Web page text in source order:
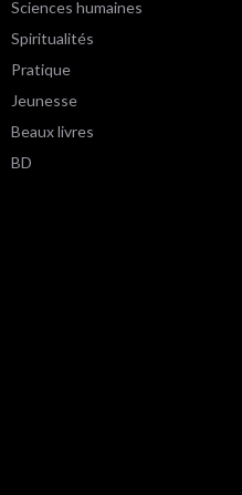
Sciences humaines
Spiritualités
Pratique
Jeunesse
Beaux livres
BD